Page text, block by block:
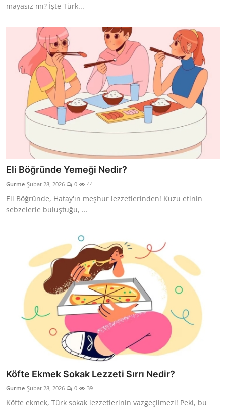
Mutfak Sırları & Teknikler
Gıda Sözlüğü & Nedir?
Yemek Tarifleri & Menüler
mayasız mı? İşte Türk...
Eli Böğründe Yemeği Nedir?
Gurme Şubat 28, 2026 0 44
Eli Böğründe, Hatay'ın meşhur lezzetlerinden! Kuzu etinin
sebzelerle buluştuğu, ...
Köfte Ekmek Sokak Lezzeti Sırrı Nedir?
Gurme Şubat 28, 2026 0 39
Köfte ekmek, Türk sokak lezzetlerinin vazgeçilmezi! Peki, bu